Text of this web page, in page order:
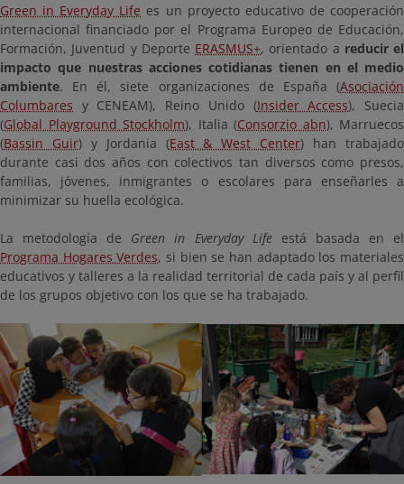
Green in Everyday Life es un proyecto educativo de cooperación
internacional financiado por el Programa Europeo de Educación,
Formación, Juventud y Deporte ERASMUS+, orientado a reducir el
impacto que nuestras acciones cotidianas tienen en el medio
ambiente. En él, siete organizaciones de España (Asociación
Columbares y CENEAM), Reino Unido (Insider Access), Suecia
(Global Playground Stockholm), Italia (Consorzio abn), Marruecos
(Bassin Guir) y Jordania (East & West Center) han trabajado
durante casi dos años con colectivos tan diversos como presos,
familias, jóvenes, inmigrantes o escolares para enseñarles a
minimizar su huella ecológica.
La metodología de Green in Everyday Lifeestá basada en el
Programa Hogares Verdes, si bien se han adaptado los materiales
educativos y talleres a la realidad territorial de cada país y al perfil
de los grupos objetivo con los que se ha trabajado.